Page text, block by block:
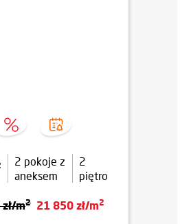
2 pokoje z
aneksem
2
piętro
m2 21 850 zł/m2